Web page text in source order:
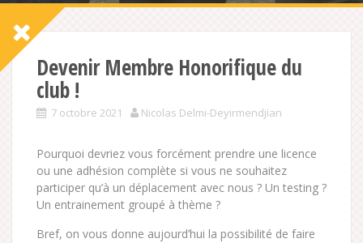
Devenir Membre Honorifique du
club !
7 octobre 2021 Nicolas Delmi-Deyirmendjian
Pourquoi devriez vous forcément prendre une licence
ou une adhésion complète si vous ne souhaitez
participer qu’à un déplacement avec nous ? Un testing ?
Un entrainement groupé à thème ?
Bref, on vous donne aujourd’hui la possibilité de faire